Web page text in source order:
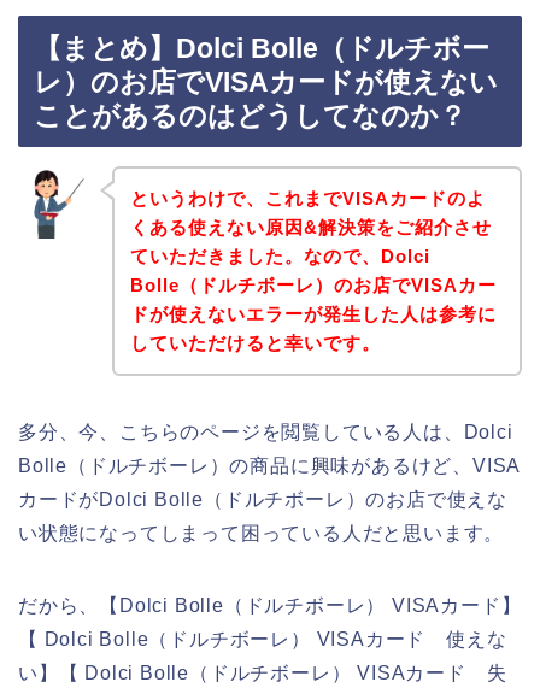
【まとめ】Dolci Bolle（ドルチボー
レ）のお店でVISAカードが使えない
ことがあるのはどうしてなのか？
というわけで、これまでVISAカードのよ
くある使えない原因&解決策をご紹介させ
ていただきました。なので、Dolci
Bolle（ドルチボーレ）のお店でVISAカー
ドが使えないエラーが発生した人は参考に
していただけると幸いです。
多分、今、こちらのページを閲覧している人は、Dolci
Bolle（ドルチボーレ）の商品に興味があるけど、VISA
カードがDolci Bolle（ドルチボーレ）のお店で使えな
い状態になってしまって困っている人だと思います。
だから、【Dolci Bolle（ドルチボーレ） VISAカード】
【 Dolci Bolle（ドルチボーレ） VISAカード 使えな
い】【 Dolci Bolle（ドルチボーレ） VISAカード 失